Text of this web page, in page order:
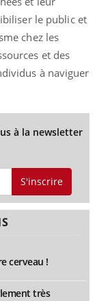
le public et
chez les
et des
à naviguer
à la newsletter
S'inscrire
cerveau !
très